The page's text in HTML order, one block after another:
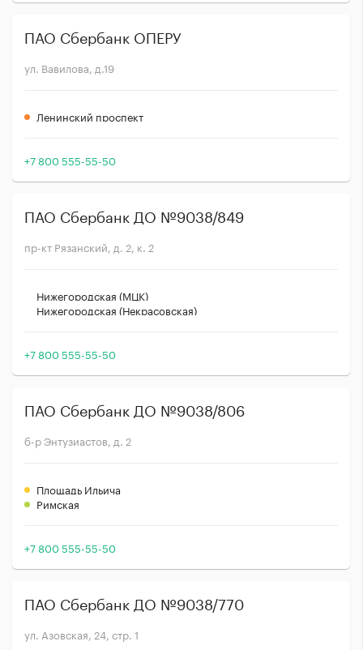
ПАО Сбербанк ОПЕРУ
ул. Вавилова, д.19
Ленинский проспект
+7 800 555-55-50
ПАО Сбербанк ДО №9038/849
пр-кт Рязанский, д. 2, к. 2
Нижегородская (МЦК)
Нижегородская (Некрасовская)
+7 800 555-55-50
ПАО Сбербанк ДО №9038/806
б-р Энтузиастов, д. 2
Площадь Ильича
Римская
+7 800 555-55-50
ПАО Сбербанк ДО №9038/770
ул. Азовская, 24, стр. 1